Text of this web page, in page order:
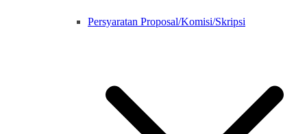
Persyaratan Proposal/Komisi/Skripsi